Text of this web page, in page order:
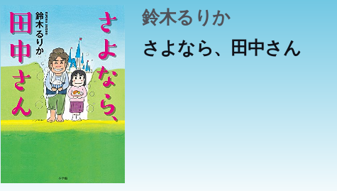
鈴木るりか
さよなら、田中さん